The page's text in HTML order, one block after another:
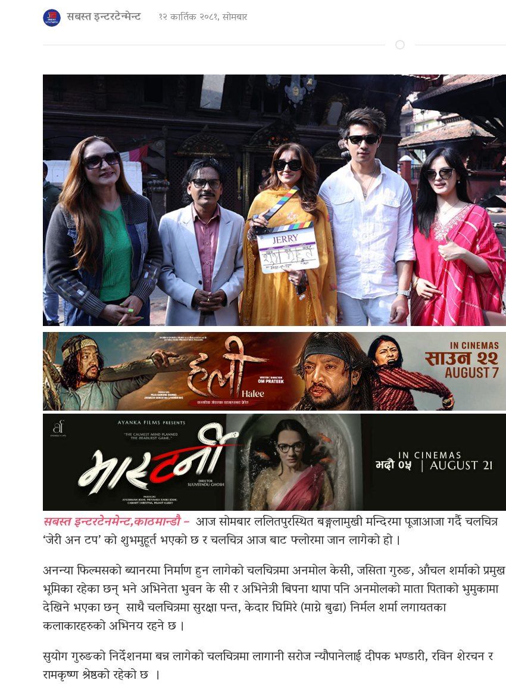
सबस्त इन्टरटेन्मेन्ट १२ कार्तिक २०८१, सोमबार
सबस्त इन्टरटेनमेन्ट,काठमान्डौ – आज सोमबार ललितपुरस्थित बङ्गलामुखी मन्दिरमा पूजाआजा गर्दै चलचित्र
‘जेरी अन टप’ को शुभमुहूर्त भएको छ र चलचित्र आज बाट फ्लोरमा जान लागेको हो ।
अनन्या फिल्मसको ब्यानरमा निर्माण हुन लागेको चलचित्रमा अनमोल केसी, जसिता गुरुङ, आँचल शर्माको प्रमुख
भूमिका रहेका छन् भने अभिनेता भुवन के सी र अभिनेत्री बिपना थापा पनि अनमोलको माता पिताको भुमुकामा
देखिने भएका छन् साथै चलचित्रमा सुरक्षा पन्त, केदार घिमिरे (माग्ने बुढा) निर्मल शर्मा लगायतका
कलाकारहरुको अभिनय रहने छ ।
सुयोग गुरुङको निर्देशनमा बन्न लागेको चलचित्रमा लागानी सरोज न्यौपानेलाई दीपक भण्डारी, रविन शेरचन र
रामकृष्ण श्रेष्ठको रहेको छ ।